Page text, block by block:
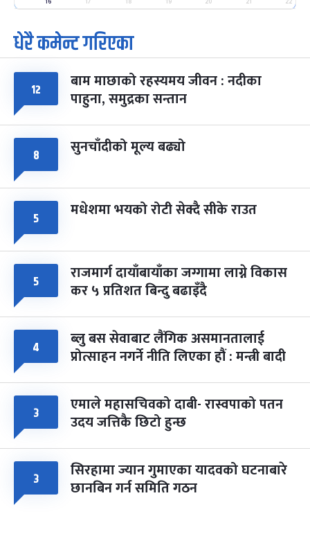
७
आइत
पूर्णिमा व्रत
चैत्र ७, २०८३-Mar 21, 2027
८ फागुपूर्णिमा
चैत्र ८, २०८३-Mar 22, 2027
७ महिना बाँकी
धेरै कमेन्ट गरिएका
१२ बाम माछाको रहस्यमय जीवन : नदीका
पाहुना, समुद्रका सन्तान
८ सुनचाँदीको मूल्य बढ्यो
५ मधेशमा भयको रोटी सेक्दै सीके राउत
५ राजमार्ग दायाँबायाँका जग्गामा लाग्ने विकास
कर ५ प्रतिशत बिन्दु बढाइँदै
४ ब्लु बस सेवाबाट लैंगिक असमानतालाई
प्रोत्साहन नगर्ने नीति लिएका हौं : मन्त्री बादी
३ एमाले महासचिवको दाबी- रास्वपाको पतन
उदय जत्तिकै छिटो हुन्छ
३ सिरहामा ज्यान गुमाएका यादवको घटनाबारे
छानबिन गर्न समिति गठन